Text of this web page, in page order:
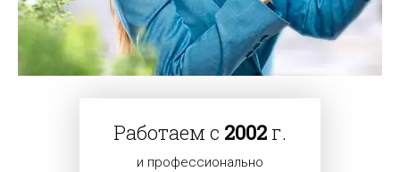
Работаем с 2002 г.
и профессионально